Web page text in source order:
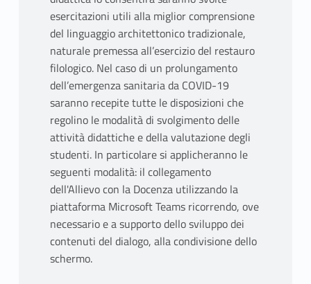
esercitazioni utili alla miglior comprensione
del linguaggio architettonico tradizionale,
naturale premessa all’esercizio del restauro
filologico. Nel caso di un prolungamento
dell’emergenza sanitaria da COVID-19
saranno recepite tutte le disposizioni che
regolino le modalità di svolgimento delle
attività didattiche e della valutazione degli
studenti. In particolare si applicheranno le
seguenti modalità: il collegamento
dell'Allievo con la Docenza utilizzando la
piattaforma Microsoft Teams ricorrendo, ove
necessario e a supporto dello sviluppo dei
contenuti del dialogo, alla condivisione dello
schermo.